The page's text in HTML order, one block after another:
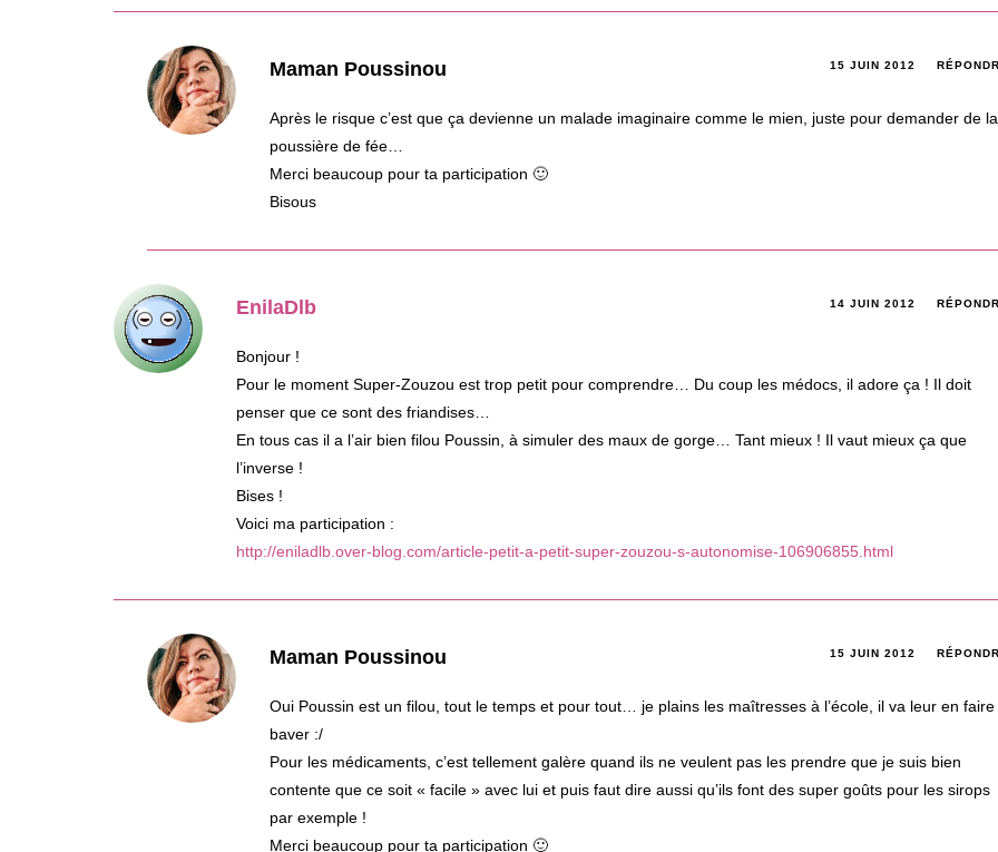
Maman Poussinou 15 JUIN 2012
Après le risque c’est que ça devienne un malade imaginaire comme le mien, juste pour demander de la
poussière de fée…
Merci beaucoup pour ta participation 🙂
Bisous
EnilaDlb 14 JUIN 2012
Bonjour !
Pour le moment Super-Zouzou est trop petit pour comprendre… Du coup les médocs, il adore ça ! Il doit
penser que ce sont des friandises…
En tous cas il a l’air bien filou Poussin, à simuler des maux de gorge… Tant mieux ! Il vaut mieux ça que
l’inverse !
Bises !
Voici ma participation :
http://eniladlb.over-blog.com/article-petit-a-petit-super-zouzou-s-autonomise-106906855.html
Maman Poussinou 15 JUIN 2012
Oui Poussin est un filou, tout le temps et pour tout… je plains les maîtresses à l’école, il va leur en faire
baver :/
Pour les médicaments, c’est tellement galère quand ils ne veulent pas les prendre que je suis bien
contente que ce soit « facile » avec lui et puis faut dire aussi qu’ils font des super goûts pour les sirops
par exemple !
Merci beaucoup pour ta participation 🙂